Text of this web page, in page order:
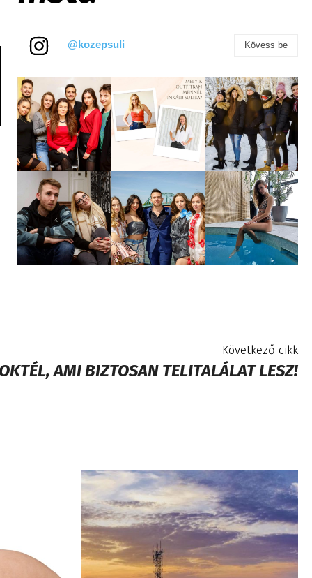
@kozepsuli Kövess be
Következő cikk
AMI BIZTOSAN TELITALÁLAT LESZ!